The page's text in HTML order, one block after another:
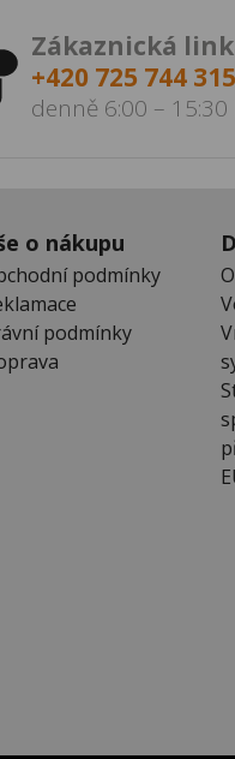
Zákaznická
+420 725 744 315
denně 6:00 –
o nákupu
podmínky
podmínky